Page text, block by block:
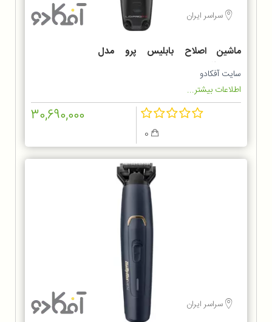
سراسر ایران
ماشین اصلاح بابلیس پرو مدل
FX726SDE
سایت آفکادو
اطلاعات بیشتر...
30,690,000
سراسر ایران